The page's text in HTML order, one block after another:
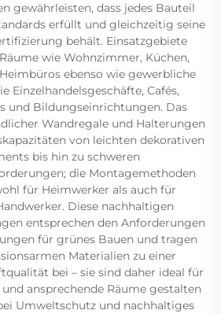
gewährleisten, dass jedes Bauteil
erfüllt und gleichzeitig seine
behält. Einsatzgebiete
wie Wohnzimmer, Küchen,
ebenso wie gewerbliche
Einzelhandelsgeschäfte, Cafés,
und Bildungseinrichtungen. Das
Wandregale und Halterungen
von leichten dekorativen
bis hin zu schweren
die Montagemethoden
für Heimwerker als auch für
Diese nachhaltigen
entsprechen den Anforderungen
für grünes Bauen und tragen
Materialien zu einer
bei – sie sind daher ideal für
ansprechende Räume gestalten
Umweltschutz und nachhaltiges